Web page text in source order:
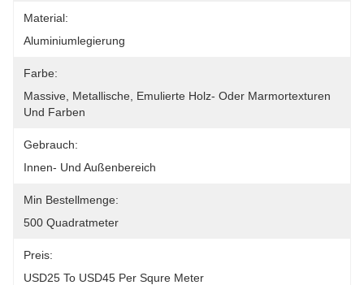
Material:
Aluminiumlegierung
Farbe:
Massive, Metallische, Emulierte Holz- Oder Marmortexturen
Und Farben
Gebrauch:
Innen- Und Außenbereich
Min Bestellmenge:
500 Quadratmeter
Preis:
USD25 To USD45 Per Squre Meter